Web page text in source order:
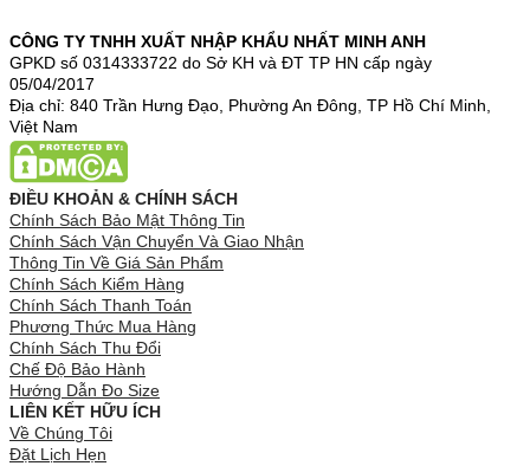
CÔNG TY TNHH XUẤT NHẬP KHẨU NHẤT MINH ANH
GPKD số 0314333722 do Sở KH và ĐT TP HN cấp ngày
05/04/2017
Địa chỉ: 840 Trần Hưng Đạo, Phường An Đông, TP Hồ Chí Minh,
Việt Nam
ĐIỀU KHOẢN & CHÍNH SÁCH
Chính Sách Bảo Mật Thông Tin
Chính Sách Vận Chuyển Và Giao Nhận
Thông Tin Về Giá Sản Phẩm
Chính Sách Kiểm Hàng
Chính Sách Thanh Toán
Phương Thức Mua Hàng
Chính Sách Thu Đổi
Chế Độ Bảo Hành
Hướng Dẫn Đo Size
LIÊN KẾT HỮU ÍCH
Về Chúng Tôi
Đặt Lịch Hẹn